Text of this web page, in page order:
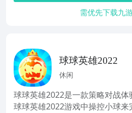
需优先下载九
球球英雄2022
休闲
球球英雄2022是一款策略对战体
球球英雄2022游戏中操控小球来